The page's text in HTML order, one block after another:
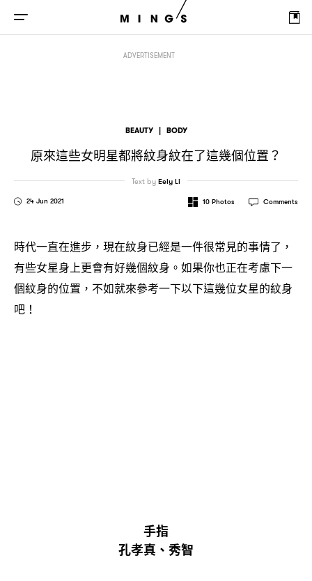
ADVERTISEMENT
BEAUTY | BODY
原來這些女明星都將紋身紋在了這幾個位置？
24 Jun 2021
Text byEely Li
10 Photos Comments
時代一直在進步 ， 現在紋身已經是一件很常見的事情了 ，
有些女星身上更會有好幾個紋身。如果你也正在考慮下一
個紋身的位置 ， 不如就來參考一下以下這幾位女星的紋身
吧 ！
手指
孔孝真、秀智
原來這些女明星都將紋身紋在了這幾個位置